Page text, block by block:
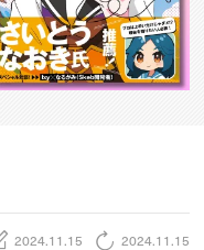
2024.11.15 2024.11.15